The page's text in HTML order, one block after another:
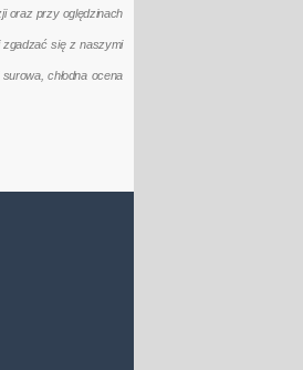
oraz przy oględzinach
zgadzać się z naszymi
chłodna ocena